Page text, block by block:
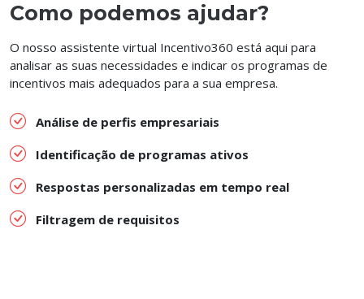
Como podemos ajudar?
O nosso assistente virtual Incentivo360 está aqui para
analisar as suas necessidades e indicar os programas de
incentivos mais adequados para a sua empresa.
Análise de perfis empresariais
Identificação de programas ativos
Respostas personalizadas em tempo real
Filtragem de requisitos